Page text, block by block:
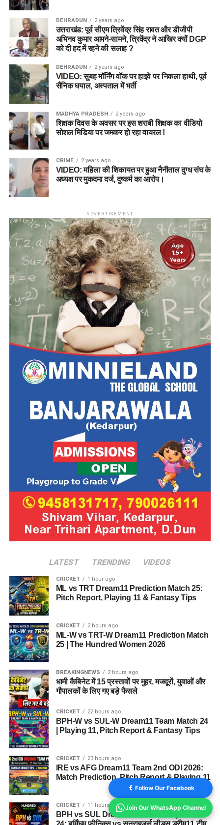
DEHRADUN 2 years ago
उत्तराखंड: पूर्व सीएम त्रिवेंद्र सिंह रावत और डीजीपी
अभिनव कुमार आमने-सामने, त्रिवेंद्र ने आखिर क्यों DGP
को दी हद में रहने की सलाह ?
DEHRADUN 2 years ago
VIDEO: सुबह मॉर्निंग वॉक पर हाइवे पर निकला हाथी, पूर्व
सैनिक घयाल, अस्पताल में भर्ती
MADHYA PRADESH 2 years ago
शिक्षक दिवस के अवसर पर इस शराबी शिक्षक का वीडियो
सोशल मिडिया पर जमकर हो रहा वायरल !
CRIME 2 years ago
VIDEO: महिला की शिकायत पर हुआ नैनीताल दुग्ध संघ के
अध्यक्ष पर मुकदमा दर्ज, दुष्कर्म का आरोप।
ADVERTISEMENT
LATEST TRENDING VIDEOS
CRICKET 1 hour ago
ML vs TRT Dream11 Prediction Match 25:
Pitch Report, Playing 11 & Fantasy Tips
CRICKET 2 hours ago
ML-W vs TRT-W Dream11 Prediction Match
25 | The Hundred Women 2026
BREAKINGNEWS 2 hours ago
धामी कैबिनेट में 15 प्रस्तावों पर मुहर, मजदूरों, युवाओं और
गौपालकों के लिए गए बड़े फैसले
CRICKET 22 hours ago
BPH-W vs SUL-W Dream11 Team Match 24
| Playing 11, Pitch Report & Fantasy Tips
CRICKET 23 hours ago
IRE vs AFG Dream11 Team 2nd ODI 2026:
Match Prediction, Pitch Report & Playing 11
CRICKET 11 hours ago
BPH vs SUL Dream11 Team Today Match
Follow Our Facebook
Join Our WhatsApp Channel